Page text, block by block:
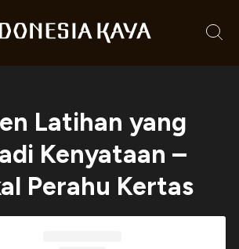
Latihan yang
Kenyataan –
Perahu Kertas